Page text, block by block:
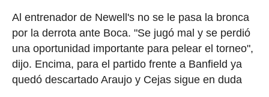
Al entrenador de Newell's no se le pasa la bronca
por la derrota ante Boca. "Se jugó mal y se perdió
una oportunidad importante para pelear el torneo",
dijo. Encima, para el partido frente a Banfield ya
quedó descartado Araujo y Cejas sigue en duda